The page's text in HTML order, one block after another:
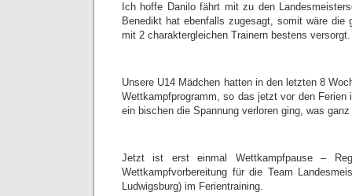
Ich hoffe Danilo fährt mit zu den
Benedikt hat ebenfalls zugesagt, somit wäre die
mit 2 charaktergleichen Trainern bestens versorgt.
Unsere U14 Mädchen hatten in den letzten 8
Wettkampfprogramm, so das jetzt vor den Ferien
ein bischen die Spannung verloren ging, was
Jetzt ist erst einmal Wettkampfpause –
Wettkampfvorbereitung für die Team
Ludwigsburg) im Ferientraining.